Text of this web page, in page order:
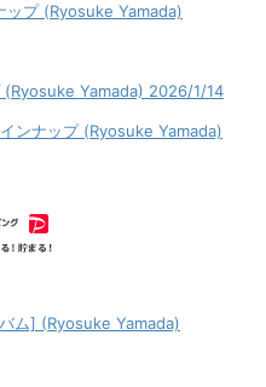
ップ (Ryosuke Yamada)
Yamada) 2026/1/14
ンナップ (Ryosuke Yamada)
ム] (Ryosuke Yamada)